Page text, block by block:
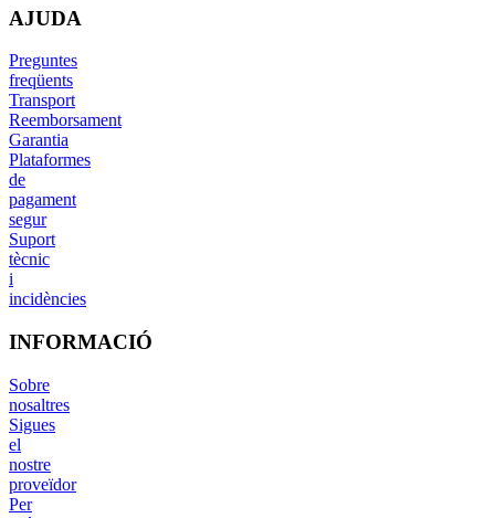
AJUDA
Preguntes
freqüents
Transport
Reemborsament
Garantia
Plataformes
de
pagament
segur
Suport
tècnic
i
incidències
INFORMACIÓ
Sobre
nosaltres
Sigues
el
nostre
proveïdor
Per